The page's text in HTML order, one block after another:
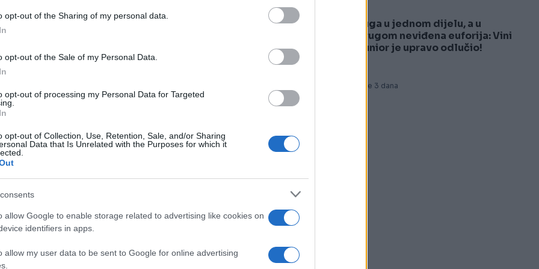
opt-out of the Sharing of my personal data.
opt-out of the Sale of my Personal Data.
opt-out of processing my Personal Data for Targeted
opt-out of Collection, Use, Retention, Sale, and/or Sharing
Data that Is Unrelated with the Purposes for which it
allow Google to enable storage related to advertising like cookies on
identifiers in apps.
allow my user data to be sent to Google for online advertising
predsjednika Reala, koji dolazi na
događanja, a postoji mogućnost kako bi
na mjesto trenera. Insajder Sacha Tavolieri
između portugalskog stratega i Reala te bi "The
u sljedećoj sezoni.
Tuga u jednom dijelu, a u
drugom neviđena euforija: Vini
Junior je upravo odlučio!
Prije 3 dana